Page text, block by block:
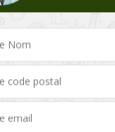
Pose de clôture et